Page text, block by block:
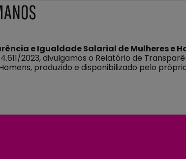
e Igualdade Salarial de Mulheres e
2023, divulgamos o Relatório de
produzido e disponibilizado pelo